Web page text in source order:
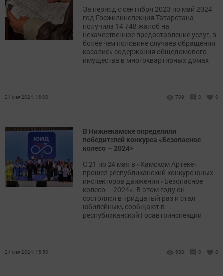
За период с сентября 2023 по май 2024
год Госжилинспекция Татарстана
получила 14 748 жалоб на
некачественное предоставление услуг, в
более чем половине случаев обращения
касались содержания общедомового
имущества в многоквартирных домах
24 мая 2024, 16:00 709 0 0
В Нижнекамске определили
победителей конкурса «Безопасное
колесо — 2024»
С 21 по 24 мая в «Камском Артеке»
прошел республиканский конкурс юных
инспекторов движения «Безопасное
колесо — 2024». В этом году он
состоялся в тридцатый раз и стал
юбилейным, сообщают в
республиканской Госавтоинспекции
24 мая 2024, 15:50 688 0 0